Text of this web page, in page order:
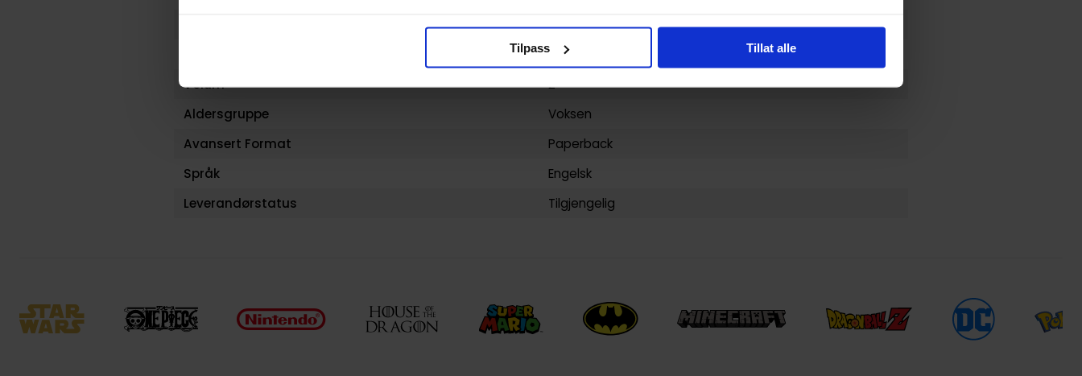
Tilpass Tillat alle
Yen Press
26.06.2018
Volum
2
Aldersgruppe
Voksen
Avansert Format
Paperback
Språk
Engelsk
Leverandørstatus
Tilgjengelig